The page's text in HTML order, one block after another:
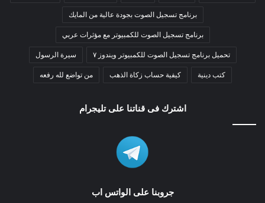
برنامج تسجيل الصوت بجودة عالية من المايك
برنامج تسجيل الصوت للكمبيوتر مع مؤثرات عربي
تحميل برنامج تسجيل الصوت للكمبيوتر ويندوز ٧ سيرة الرسول
كتب دينية كيفية حساب زكاة الذهب من تواضع لله رفعه
اشترك فى قناتنا على تليجرام
جروبنا على الواتس اب